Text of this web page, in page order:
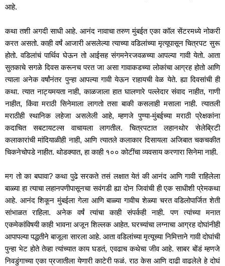
आहे.
कथा तशी अगदी साधी आहे. आनंद नावाचा तरुण मुंबईत एका कॉल सेंटरमध्ये नोकरी
करत असतो. काही वर्षं आजारी असलेल्या त्याच्या वडिलांच्या मृत्यूपासून चित्रपट सुरू
होतो. वडिलांचं पार्थिव घेऊन तो आईसह संगमनेरजवळच्या आपल्या गावी येतो. आता
सुतकाचे सगळे दिवस करूनच परत जा असा गावाकडच्या लोकांचा आग्रह होतो आणि
त्याला अनेक वर्षांनंतर पुन्हा आपल्या गावी येऊन राहायची वेळ येते. ह्या दिवसांची ही
कथा. त्यात नाट्यमयता नाही, काळजाला हात घालणारे पल्लेदार संवाद नाहीत, गाणी
नाहीत, किंवा मराठी सिनेमाला लागतो तसा बाकी कसलाही मसाला नाही. त्यातली
मराठीही स्थानिक लहेजा असलेली आहे, म्हणजे पुण्या-मुंबईच्या मराठी प्रेक्षकांना
कदाचित सबटायटल्स वाचायला लागतील. चित्रपटात लहानथोर सेलेब्रिटी
कलाकारांची मांदियाळीही नाही, आणि त्यातले कलाकार दिसायला अजिबात चकचकीत
चिकनेचोपडे नाहीत. थोडक्यात, हा काही १०० कोटींचा व्यवसाय करणारा सिनेमा नाही.
मग तो का बघावा? कथा पुढे सरकते तसं लक्षात येतं की आनंद आणि गावी राहिलेला
बाळ्या हा त्याचा लहानपणीपासूनचा सवंगडी ह्या दोन जिवांची ही एक साधीशी प्रेमकथा
आहे. आनंद शिकून मुंबईला गेला आणि बाळ्या गावीच शेळ्या चरत वडिलोपार्जित शेती
सांभाळत राहिला. अनेक वर्षं त्यांचा काही संपर्कही नाही. पण त्यांच्या मनात
एकमेकांविषयी काही भावना अजून शिल्लक आहेत. घरच्यांचा लग्नाचा आग्रह दोघांनीही
आपापल्या पद्धतीने बाजूला सारला आहे. आता वडिलांच्या मृत्यूच्या निमित्ताने गावी दोघांची
पुन्हा भेट होते तेव्हा त्यांच्यात काय घडतं, एवढाच कथेचा जीव आहे. साबर बोंडं म्हणजे
निवडुंगाच्या एका प्रजातीला येणारी काटेरी फळं. राठ केस आणि दाढी वाढलेले हे दोघं